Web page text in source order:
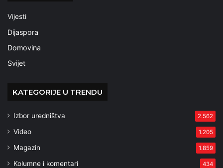
Vijesti
Dijaspora
Domovina
Svijet
KATEGORIJE U TRENDU
Izbor uredništva 2.562
Video 1.205
Magazin 1.859
Kolumne i komentari 434